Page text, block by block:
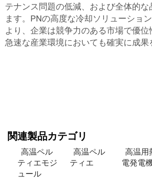
テナンス問題の低減、および全体的な
ます。PNの高度な冷却ソリューショ
より、企業は競争力のある市場で優
急速な産業環境においても確実に成果
関連製品カテゴリ
高温ペル
ティエモジ
ュール
高温ペル
ティエ
高温用
電発電